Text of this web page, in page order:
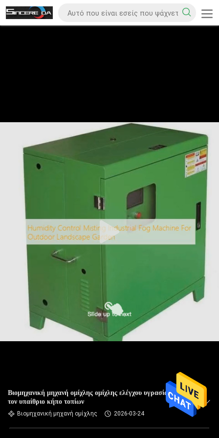
Βιομηχανική μηχανή ομίχλης ομίχλης ελέγχου υγρασίας για
τον υπαίθριο κήπο τοπίων
Βιομηχανική μηχανή ομίχλης 2026-03-24